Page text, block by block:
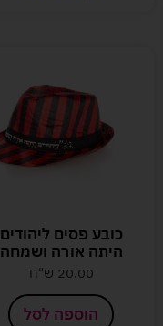
כובע פסים ליהודים
היתה אורה ושמחה
20.00 ש"ח
הוספה לסל